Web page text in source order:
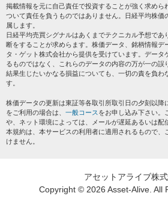
過去データ
掲載情報を元に自己責任で投資することが強く求めら
ついて責任を負うものではありません。日経平均株価
属します。
日経平均売買シグナルはあくまでテクニカル予想であ
断をすることが求めらます。株価データ、銘柄情報デ
タ・ゲット株式会社から提供を受けています。データ
るものではなく、これらのデータの内容の万が一の誤
結果生じたいかなる損益についても、一切の責を負わ
す。
株価データの更新は東証等各取引所取引日の夕刻以降
をご利用の場合は、 一般コース をお申し込み下さい。
や、ネット環境によっては、メールが遅延あるいは配
本規約は、本サービスの利用者に適用されるもので、
けません。
アセットアライブ株
Copyright © 2026 Asset-Alive. All